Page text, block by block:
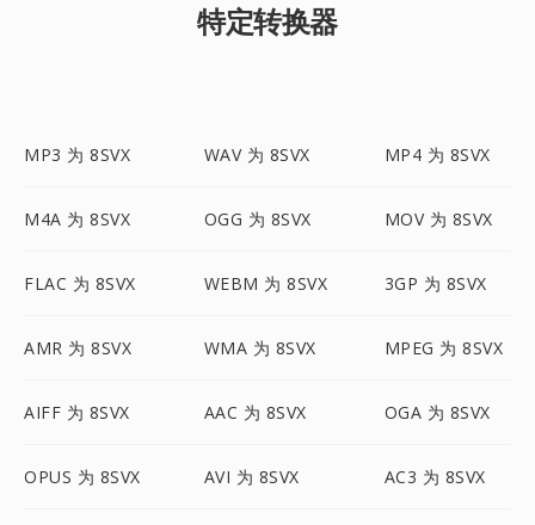
特定转换器
MP3 为 8SVX WAV 为 8SVX MP4 为 8SVX
M4A 为 8SVX OGG 为 8SVX MOV 为 8SVX
FLAC 为 8SVX WEBM 为 8SVX 3GP 为 8SVX
AMR 为 8SVX WMA 为 8SVX MPEG 为 8SVX
AIFF 为 8SVX AAC 为 8SVX OGA 为 8SVX
OPUS 为 8SVX AVI 为 8SVX AC3 为 8SVX